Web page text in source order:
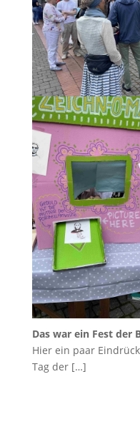
Das war ein Fest der
Hier ein paar
Tag der […]